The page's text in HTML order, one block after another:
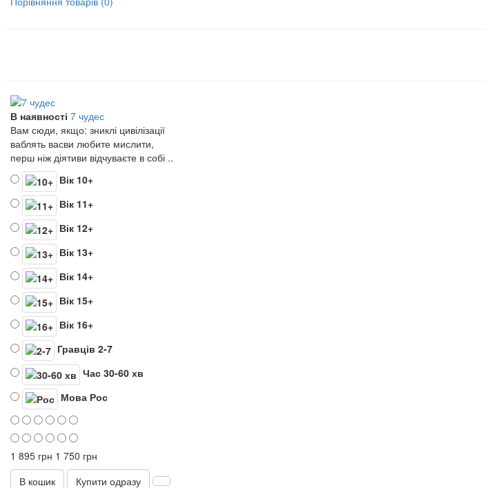
В наявності 7 чудес
Вам сюди, якщо: зниклі цивілізації
ваблять васви любите мислити,
перш ніж діятиви відчуваєте в собі ..
Вік 10+
Вік 11+
Вік 12+
Вік 13+
Вік 14+
Вік 15+
Вік 16+
Гравців 2-7
Час 30-60 хв
Мова Рос
1 895 грн 1 750 грн
В кошик
Купити одразу